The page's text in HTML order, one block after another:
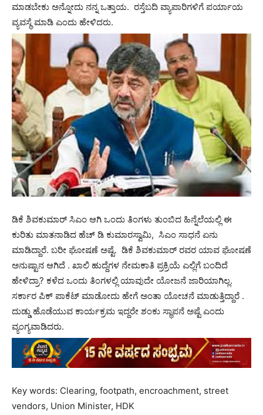
ಮಾಡಬೇಕು ಅನ್ನೋದು ನನ್ನ ಒತ್ತಾಯ. ರಸ್ತೆಬದಿ ವ್ಯಾಪಾರಿಗಳಿಗೆ ಪರ್ಯಾಯ
ವ್ಯವಸ್ಥೆ ಮಾಡಿ ಎಂದು ಹೇಳಿದರು.
ಡಿಕೆ ಶಿವಕುಮಾರ್ ಸಿಎಂ ಆಗಿ ಒಂದು ತಿಂಗಳು ತುಂಬಿದ ಹಿನ್ನೆಲೆಯಲ್ಲಿ ಈ
ಕುರಿತು ಮಾತನಾಡಿದ ಹೆಚ್ ಡಿ ಕುಮಾರಸ್ವಾಮಿ, ಸಿಎಂ ಸಾಧನೆ ಏನು
ಮಾಡಿದ್ದಾರೆ. ಬರೀ ಘೋಷಣೆ ಅಷ್ಟೆ. ಡಿಕೆ ಶಿವಕುಮಾರ್ ರವರ ಯಾವ ಘೋಷಣೆ
ಅನುಷ್ಟಾನ ಆಗಿದೆ . ಖಾಲಿ ಹುದ್ದೆಗಳ ನೇಮಕಾತಿ ಪ್ರಕ್ರಿಯೆ ಎಲ್ಲಿಗೆ ಬಂದಿದೆ
ಹೇಳಿದ್ರಾ? ಕಳೆದ ಒಂದು ತಿಂಗಳಲ್ಲಿ ಯಾವುದೇ ಯೋಜನೆ ಜಾರಿಯಾಗಿಲ್ಲ.
ಸರ್ಕಾರ ಪಿಕ್ ಪಾಕೆಟ್ ಮಾಡೋದು ಹೇಗೆ ಅಂತಾ ಯೋಚನೆ ಮಾಡುತ್ತಿದ್ದಾರೆ .
ದುಡ್ಡು ಹೊಡೆಯುವ ಕಾರ್ಯಕ್ರಮ ಇದ್ದರೇ ಶಂಕು ಸ್ಥಾಪನೆ ಅಷ್ಟೆ ಎಂದು
ವ್ಯಂಗ್ಯವಾಡಿದರು.
Key words: Clearing, footpath, encroachment, street
vendors, Union Minister, HDK